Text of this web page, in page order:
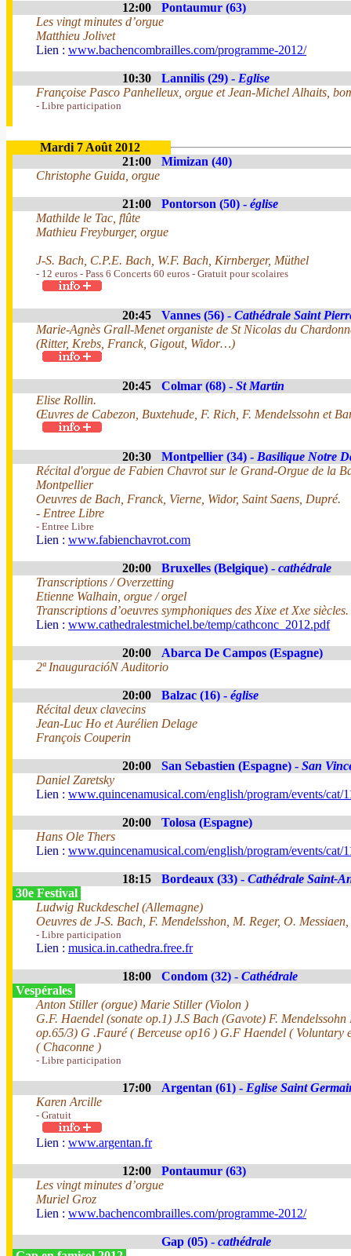
12:00
Pontaumur (63)
Les vingt minutes d’orgue
Matthieu Jolivet
Lien : www.bachencombrailles.com/programme-2012/
10:30 Lannilis (29) - Eglise
Françoise Pasco Panhelleux, orgue et Jean-Michel Alhaits,
- Libre participation
Mardi 7 Août 2012
21:00
Mimizan (40)
Christophe Guida, orgue
21:00 Pontorson (50) - église
Mathilde le Tac, flûte
Mathieu Freyburger, orgue
J-S. Bach, C.P.E. Bach, W.F. Bach, Kirnberger, Müthel
- 12 euros - Pass 6 Concerts 60 euros - Gratuit pour scolaires
20:45 Vannes (56) - Cathédrale Saint
Marie-Agnès Grall-Menet organiste de St Nicolas du
(Ritter, Krebs, Franck, Gigout, Widor…)
20:45 Colmar (68) - St Martin
Elise Rollin.
Œuvres de Cabezon, Buxtehude, F. Rich, F. Mendelssohn et
20:30 Montpellier (34) - Basilique Notre
Récital d'orgue de Fabien Chavrot sur le Grand-Orgue de la
Montpellier
Oeuvres de Bach, Franck, Vierne, Widor, Saint Saens, Dupré.
- Entree Libre
- Entree Libre
Lien : www.fabienchavrot.com
20:00 Bruxelles (Belgique) - cathédrale
Transcriptions / Overzetting
Etienne Walhain, orgue / orgel
Transcriptions d’oeuvres symphoniques des Xixe et Xxe siècles.
Lien : www.cathedralestmichel.be/temp/cathconc_2012.pdf
20:00
Abarca De Campos (Espagne)
2ª InauguracióN Auditorio
20:00 Balzac (16) - église
Récital deux clavecins
Jean-Luc Ho et Aurélien Delage
François Couperin
20:00 San Sebastien (Espagne) - San
Daniel Zaretsky
Lien : www.quincenamusical.com/english/program/events/cat/
20:00
Tolosa (Espagne)
Hans Ole Thers
Lien : www.quincenamusical.com/english/program/events/cat/
18:15 Bordeaux (33) - Cathédrale Saint-
30e Festival
Ludwig Ruckdeschel (Allemagne)
Oeuvres de J-S. Bach, F. Mendelsshon, M. Reger, O.
- Libre participation
Lien : musica.in.cathedra.free.fr
18:00 Condom (32) - Cathédrale
Vespérales
Anton Stiller (orgue) Marie Stiller (Violon )
G.F. Haendel (sonate op.1) J.S Bach (Gavote) F.
op.65/3) G .Fauré ( Berceuse op16 ) G.F Haendel ( Voluntary
( Chaconne )
- Libre participation
17:00 Argentan (61) - Eglise Saint
Karen Arcille
- Gratuit
Lien : www.argentan.fr
12:00
Pontaumur (63)
Les vingt minutes d’orgue
Muriel Groz
Lien : www.bachencombrailles.com/programme-2012/
Gap (05) - cathédrale